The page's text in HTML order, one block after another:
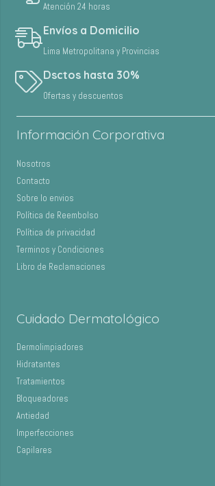
Atención 24 horas
Envíos a Domicilio
Lima Metropolitana y Provincias
Dsctos hasta 30%
Ofertas y descuentos
Información Corporativa
Nosotros
Contacto
Sobre lo envios
Política de Reembolso
Política de privacidad
Terminos y Condiciones
Libro de Reclamaciones
Cuidado Dermatológico
Dermolimpiadores
Hidratantes
Tratamientos
Bloqueadores
Antiedad
Imperfecciones
Capilares